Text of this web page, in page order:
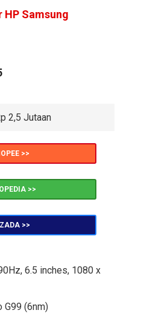
HP Samsung
2,5 Jutaan
>>
>>
>>
6.5 inches, 1080 x
G99 (6nm)